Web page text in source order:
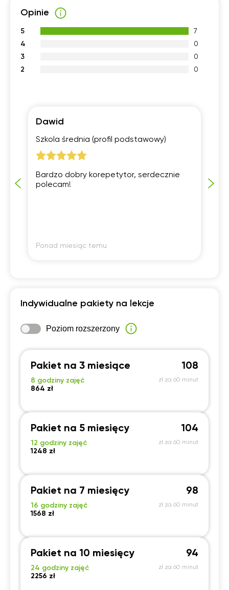
Opinie
5
7
4
0
3
0
2
0
Dawid
Szkola średnia (profil podstawowy)
Bardzo dobry korepetytor, serdecznie
polecam!
Ponad miesiąc temu
Indywidualne pakiety na lekcje
Poziom rozszerzony
Pakiet na 3 miesiące
8 godziny zajęć
864 zł
108
zł za 60 minut
Pakiet na 5 miesięcy
12 godziny zajęć
1248 zł
104
zł za 60 minut
Pakiet na 7 miesięcy
16 godziny zajęć
1568 zł
98
zł za 60 minut
Pakiet na 10 miesięcy
24 godziny zajęć
2256 zł
94
zł za 60 minut